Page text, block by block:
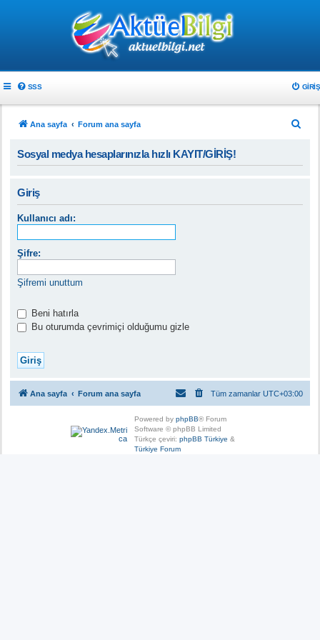
SSS GIRIŞ
Ana sayfa Forum ana sayfa
Sosyal medya hesaplarınızla hızlı KAYIT/GİRİŞ!
Giriş
Kullanıcı adı:
Şifre:
Şifremi unuttum
Beni hatırla
Bu oturumda çevrimiçi olduğumu gizle
Ana sayfa Forum ana sayfa Tüm zamanlar UTC+03:00
Powered by phpBB® Forum
Software © phpBB Limited
Türkçe çeviri: phpBB Türkiye &
Türkiye Forum